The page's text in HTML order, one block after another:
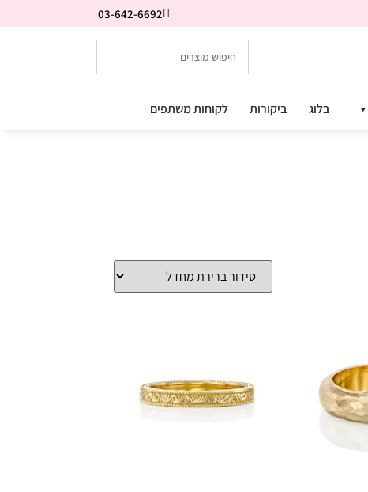
03-642-6692
בלוג ביקורות לקוחות משתפים